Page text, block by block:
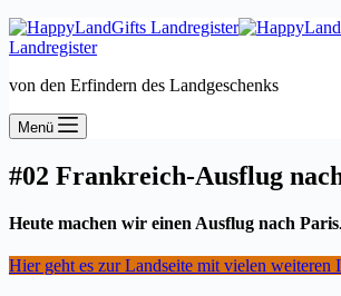
Landregister
von den Erfindern des Landgeschenks
Menü
#02 Frankreich-Ausflug
Heute machen wir einen Ausflug nach Paris.
Hier geht es zur Landseite mit vielen weiteren